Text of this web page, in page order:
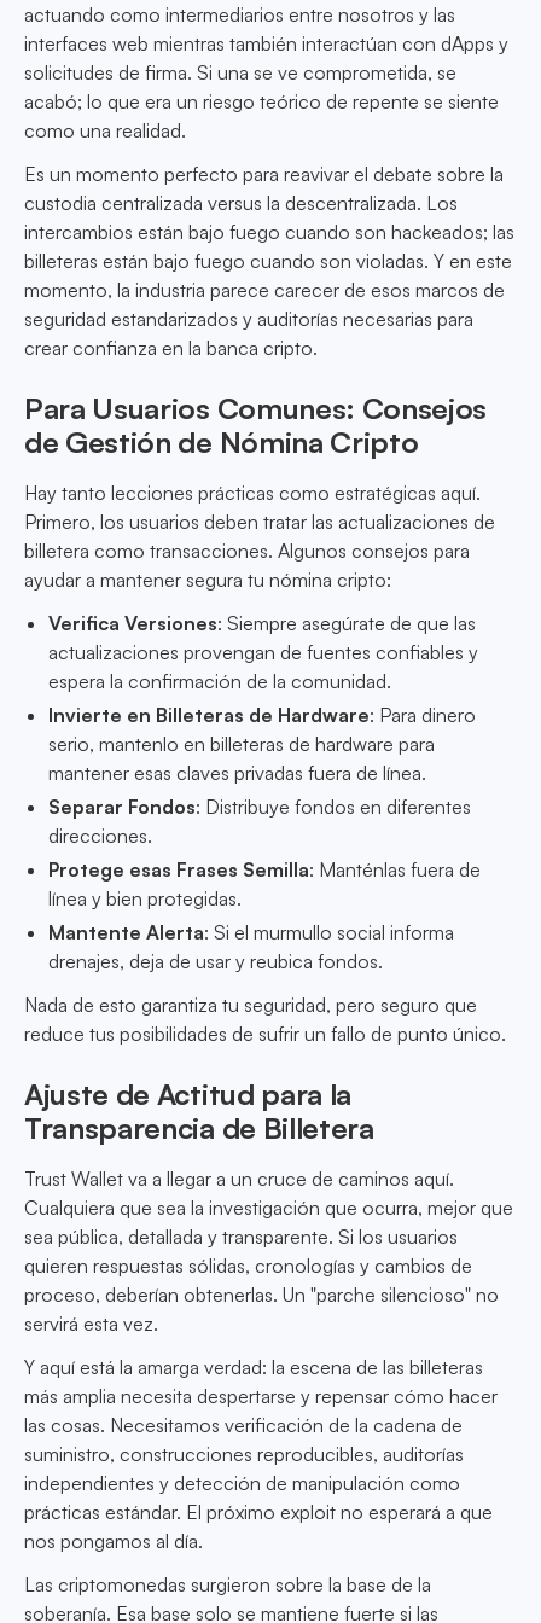
actuando como intermediarios entre nosotros y las
interfaces web mientras también interactúan con dApps y
solicitudes de firma. Si una se ve comprometida, se
acabó; lo que era un riesgo teórico de repente se siente
como una realidad.
Es un momento perfecto para reavivar el debate sobre la
custodia centralizada versus la descentralizada. Los
intercambios están bajo fuego cuando son hackeados; las
billeteras están bajo fuego cuando son violadas. Y en este
momento, la industria parece carecer de esos marcos de
seguridad estandarizados y auditorías necesarias para
crear confianza en la banca cripto.
Para Usuarios Comunes: Consejos
de Gestión de Nómina Cripto
Hay tanto lecciones prácticas como estratégicas aquí.
Primero, los usuarios deben tratar las actualizaciones de
billetera como transacciones. Algunos consejos para
ayudar a mantener segura tu nómina cripto:
Verifica Versiones: Siempre asegúrate de que las
actualizaciones provengan de fuentes confiables y
espera la confirmación de la comunidad.
Invierte en Billeteras de Hardware: Para dinero
serio, mantenlo en billeteras de hardware para
mantener esas claves privadas fuera de línea.
Separar Fondos: Distribuye fondos en diferentes
direcciones.
Protege esas Frases Semilla: Manténlas fuera de
línea y bien protegidas.
Mantente Alerta: Si el murmullo social informa
drenajes, deja de usar y reubica fondos.
Nada de esto garantiza tu seguridad, pero seguro que
reduce tus posibilidades de sufrir un fallo de punto único.
Ajuste de Actitud para la
Transparencia de Billetera
Trust Wallet va a llegar a un cruce de caminos aquí.
Cualquiera que sea la investigación que ocurra, mejor que
sea pública, detallada y transparente. Si los usuarios
quieren respuestas sólidas, cronologías y cambios de
proceso, deberían obtenerlas. Un "parche silencioso" no
servirá esta vez.
Y aquí está la amarga verdad: la escena de las billeteras
más amplia necesita despertarse y repensar cómo hacer
las cosas. Necesitamos verificación de la cadena de
suministro, construcciones reproducibles, auditorías
independientes y detección de manipulación como
prácticas estándar. El próximo exploit no esperará a que
nos pongamos al día.
Las criptomonedas surgieron sobre la base de la
soberanía. Esa base solo se mantiene fuerte si las